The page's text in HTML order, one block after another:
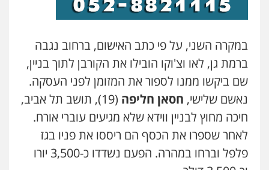
0507446995
משרד עורכי דין טאי שרקי
פלילי אסירים תעבורה מרב"ד
0547556464
עו"ד אילן אלימלך
פלילי פשיעה חמורה תעבורה אסירים
0522992110
במקרה השני, על פי כתב האישום, ברחוב נגבה
ברמת גן, לאו וצ'וקו הובילו את הקורבן לתוך בניין,
שם ביקשו ממנו לספור את המזומן לפני העסקה.
נאשם שלישי, חסאן חליפה
(19), תושב תל אביב,
חיכה מחוץ לבניין ווידא שלא מגיעים עוברי אורח.
לאחר שספרו את הכסף הם ריססו את פניו בגז
פלפל וברחו במהרה. הפעם נשדדו כ-3,500 יורו